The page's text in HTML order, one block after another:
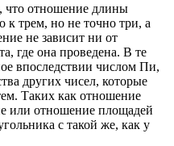
что отношение длины
к трем, но не точно три, а
не зависит ни от
где она проведена. В те
впоследствии числом Пи,
других чисел, которые
Таких как отношение
или отношение площадей
с такой же, как у